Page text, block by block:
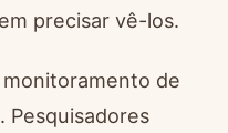
precisar vê-los.
de
Pesquisadores